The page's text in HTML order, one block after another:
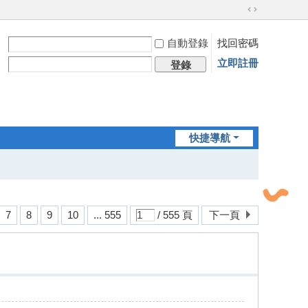
切
到
寬
版
自動登錄
找回密碼
登錄
立即註冊
快捷導航
7 8 9 10 ... 555 / 555 頁 下一頁